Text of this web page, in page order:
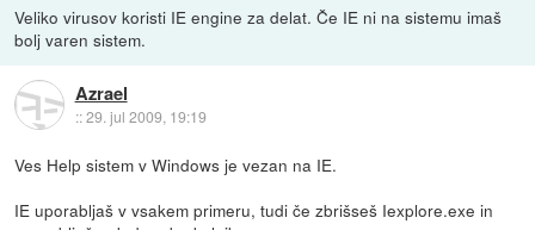
Veliko virusov koristi IE engine za delat. Če IE ni na sistemu imaš
bolj varen sistem.
Azrael
::29. jul 2009, 19:19
Ves Help sistem v Windows je vezan na IE.
IE uporabljaš v vsakem primeru, tudi če zbrišseš Iexplore.exe in